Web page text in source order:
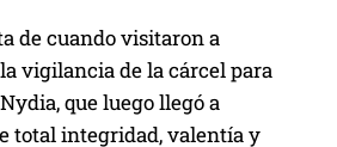
de cuando visitaron a
vigilancia de la cárcel para
que luego llegó a
total integridad, valentía y